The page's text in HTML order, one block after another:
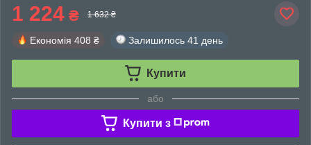
1 224 ₴ 1 632 ₴
Економія 408 ₴ Залишилось 41 день
Купити
або
Купити з